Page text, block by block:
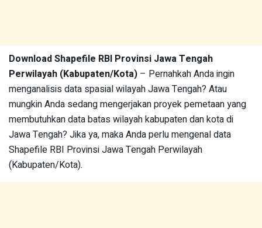
Download Shapefile RBI Provinsi Jawa Tengah
Perwilayah (Kabupaten/Kota) – Pernahkah Anda ingin
menganalisis data spasial wilayah Jawa Tengah? Atau
mungkin Anda sedang mengerjakan proyek pemetaan yang
membutuhkan data batas wilayah kabupaten dan kota di
Jawa Tengah? Jika ya, maka Anda perlu mengenal data
Shapefile RBI Provinsi Jawa Tengah Perwilayah
(Kabupaten/Kota).